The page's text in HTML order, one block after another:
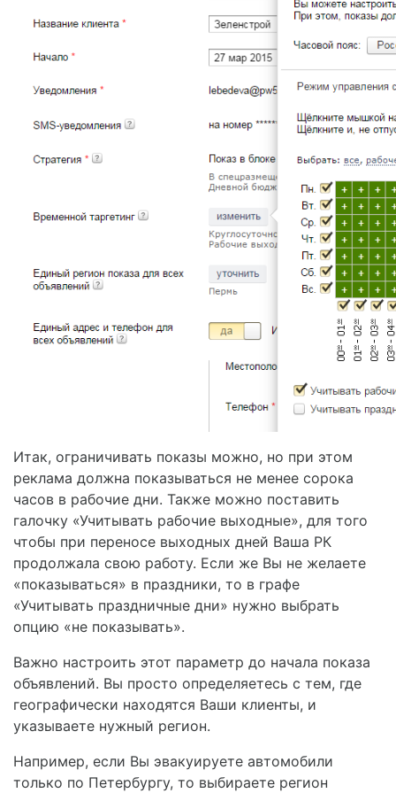
Итак, ограничивать показы можно, но при этом
реклама должна показываться не менее сорока
часов в рабочие дни. Также можно поставить
галочку «Учитывать рабочие выходные», для того
чтобы при переносе выходных дней Ваша РК
продолжала свою работу. Если же Вы не желаете
«показываться» в праздники, то в графе
«Учитывать праздничные дни» нужно выбрать
опцию «не показывать».
Важно настроить этот параметр до начала показа
объявлений. Вы просто определяетесь с тем, где
географически находятся Ваши клиенты, и
указываете нужный регион.
Например, если Вы эвакуируете автомобили
только по Петербургу, то выбираете регион